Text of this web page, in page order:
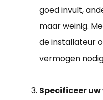
goed invult,
maar weinig.
de installateur
vermogen
Specificeer uw